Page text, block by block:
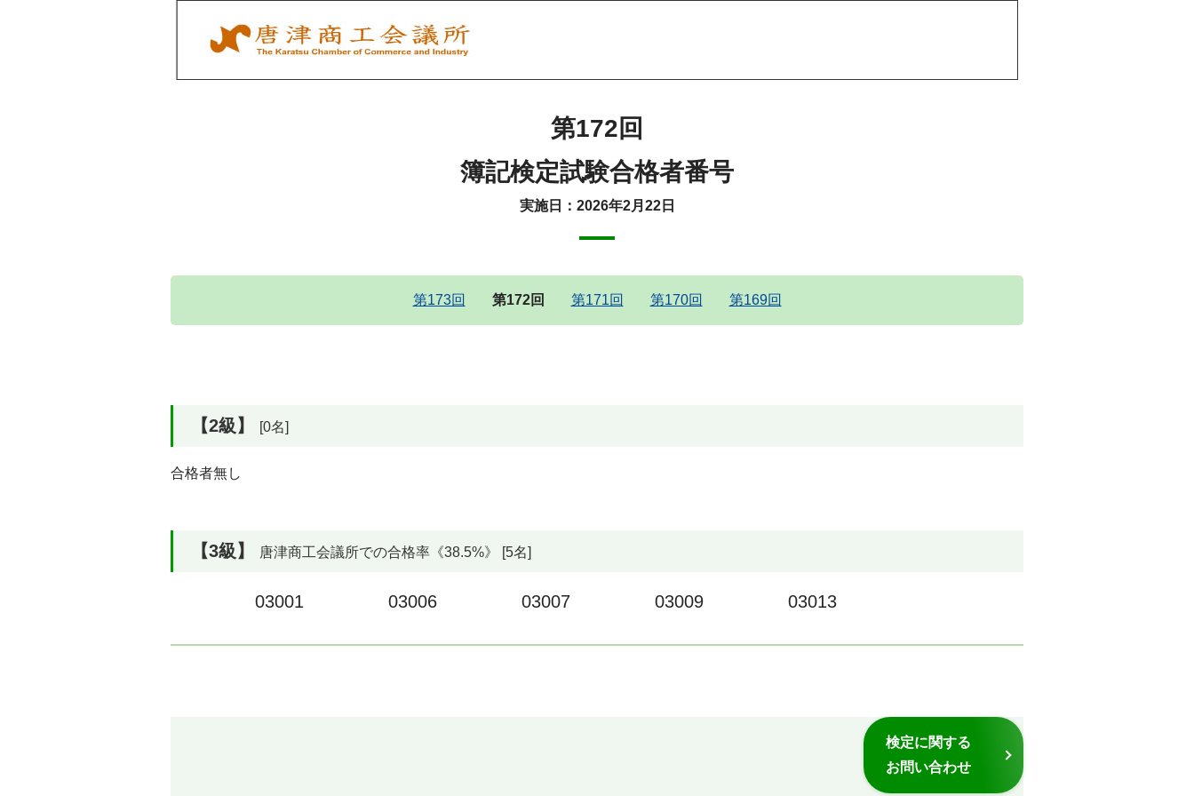
第172回
簿記検定試験合格者番号
実施日：2026年2月22日
第173回 第172回 第171回 第170回 第169回
【2級】 [0名]
合格者無し
【3級】 唐津商工会議所での合格率《38.5%》 [5名]
03001 03006 03007 03009 03013
検定に関する
お問い合わせ